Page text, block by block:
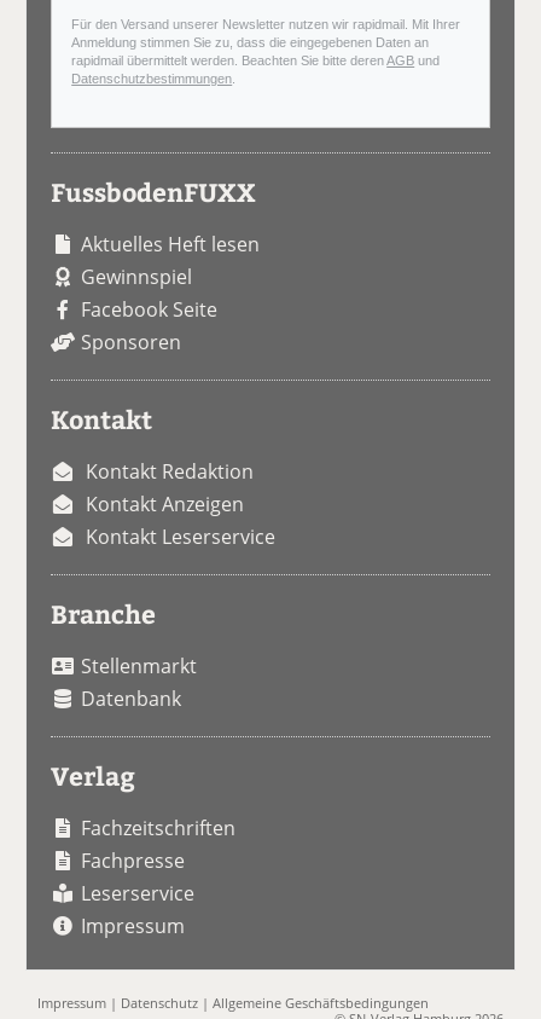
Für den Versand unserer Newsletter nutzen wir rapidmail. Mit Ihrer
Anmeldung stimmen Sie zu, dass die eingegebenen Daten an
rapidmail übermittelt werden. Beachten Sie bitte derenAGB und
Datenschutzbestimmungen
FussbodenFUXX
Aktuelles Heft lesen
Gewinnspiel
Facebook Seite
Sponsoren
Kontakt
Kontakt Redaktion
Kontakt Anzeigen
Kontakt Leserservice
Branche
Stellenmarkt
Datenbank
Verlag
Fachzeitschriften
Fachpresse
Leserservice
Impressum
Impressum | Datenschutz |Allgemeine Geschäftsbedingungen